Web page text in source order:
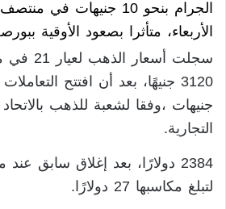
الجرام بنحو 10 جنيهات في
الأربعاء، متأثرا بصعود الأوقية
سجلت
جنيهات ،وفقا لشعبة للذهب
التجارية.
لتبلغ مكاسبها 27 دولارًا.